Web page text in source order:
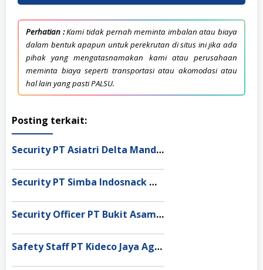
Perhatian :Kami tidak pernah meminta imbalan atau biaya
dalam bentuk apapun untuk perekrutan di situs ini jika ada
pihak yang mengatasnamakan kami atau perusahaan
meminta biaya seperti transportasi atau akomodasi atau
hal lain yang pasti PALSU.
Posting terkait:
Security PT Asiatri Delta Mandiri Jakarta Pusat
Security PT Simba Indosnack Makmur, Cikarang
Security Officer PT Bukit Asam Tbk,Sumatera
Safety Staff PT Kideco Jaya Agung,Kalimantan